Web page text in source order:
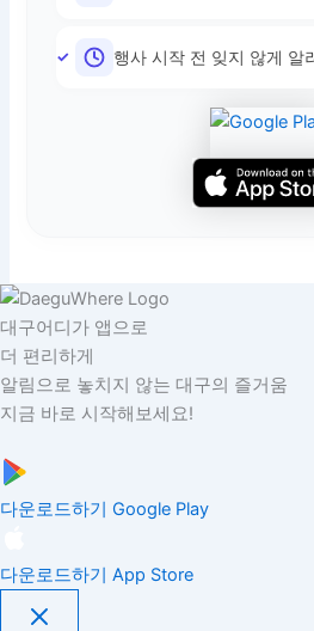
행사 시작 전 잊지 않게 알
대구어디가 앱으로
더 편리하게
알림으로 놓치지 않는 대구의 즐거움
지금 바로 시작해보세요!
다운로드하기 Google Play
다운로드하기 App Store